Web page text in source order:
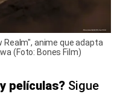
Realm", anime que adapta
(Foto: Bones Film)
películas? Sigue